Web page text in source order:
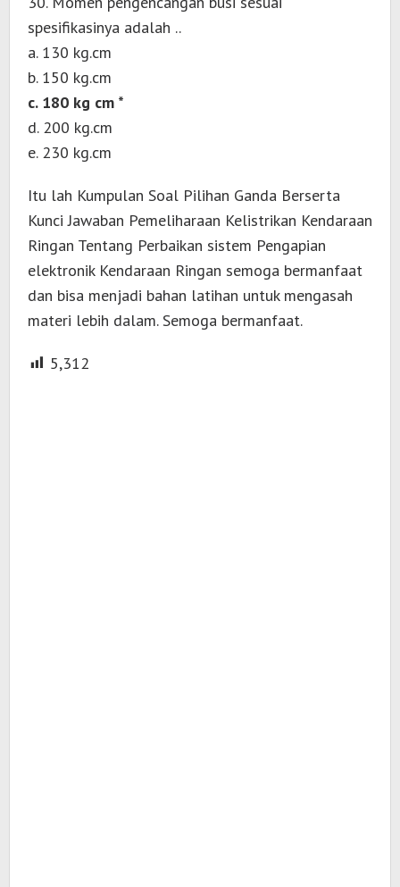
spesifikasinya adalah ..
a. 130 kg.cm
b. 150 kg.cm
c. 180 kg cm *
d. 200 kg.cm
e. 230 kg.cm
Itu lah Kumpulan Soal Pilihan Ganda Berserta
Kunci Jawaban Pemeliharaan Kelistrikan Kendaraan
Ringan Tentang Perbaikan sistem Pengapian
elektronik Kendaraan Ringan semoga bermanfaat
dan bisa menjadi bahan latihan untuk mengasah
materi lebih dalam. Semoga bermanfaat.
5,312